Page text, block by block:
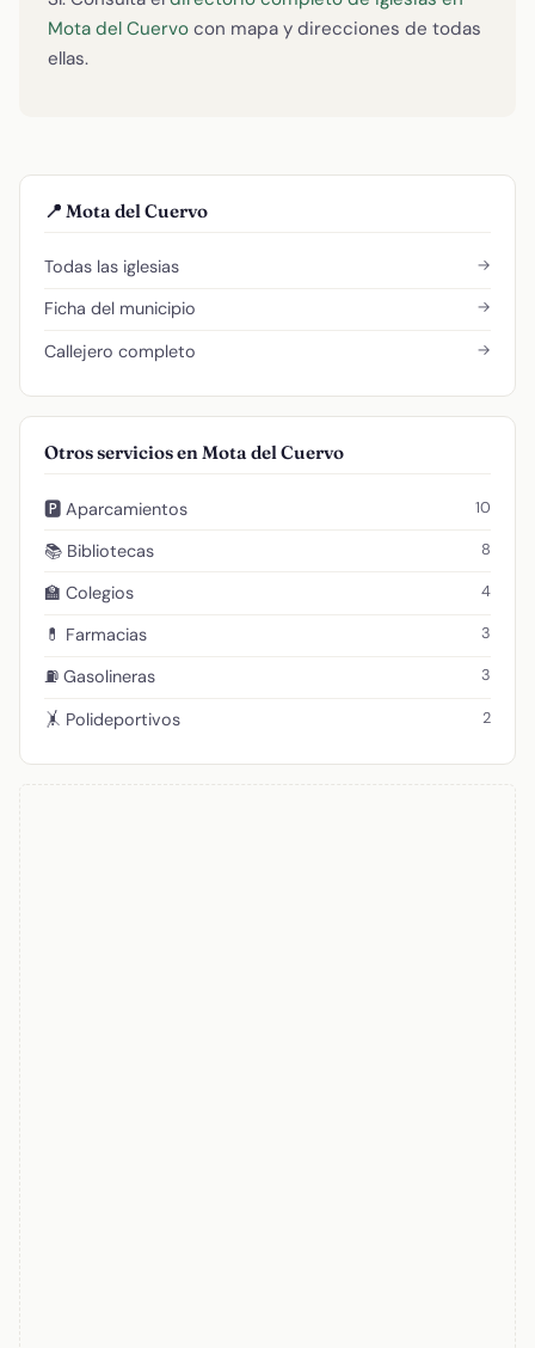
Mota del Cuervo con mapa y direcciones de todas
ellas.
📍 Mota del Cuervo
Todas las iglesias →
Ficha del municipio →
Callejero completo →
Otros servicios en Mota del Cuervo
🅿️ Aparcamientos 10
📚 Bibliotecas 8
🏫 Colegios 4
💊 Farmacias 3
⛽ Gasolineras 3
🤸 Polideportivos 2